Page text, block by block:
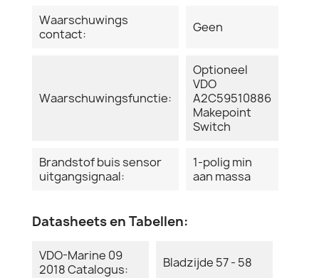
Waarschuwings
contact:
Geen
Waarschuwingsfunctie:
Optioneel
VDO
A2C59510886
Makepoint
Switch
Brandstof buis sensor
uitgangsignaal:
1-polig min
aan massa
Datasheets en Tabellen:
VDO-Marine 09
2018 Catalogus:
Bladzijde 57 - 58